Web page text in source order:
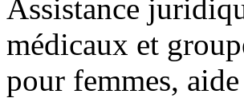
Assistance
médicaux et
pour femmes,